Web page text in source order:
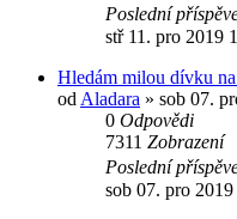
Poslední
stř 11. pro 2019
Hledám milou dívku
od Aladara » sob 07.
0 Odpovědi
7311 Zobrazení
Poslední
sob 07. pro 2019